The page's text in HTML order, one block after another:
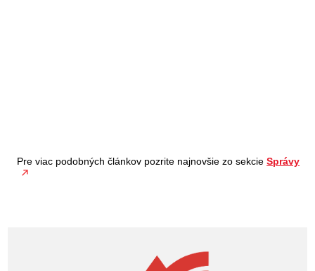
Pre viac podobných článkov pozrite najnovšie zo sekcieSprávy